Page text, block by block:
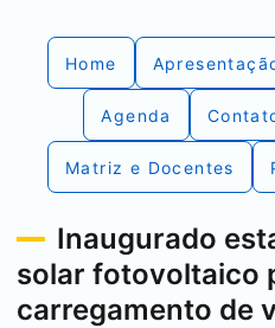
Home
Agenda
Matriz e Docentes
Inaugurado
solar fotovoltaico
carregamento de